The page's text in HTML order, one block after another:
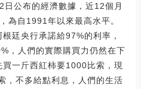
公布的經濟數據，近12個月
為自1991年以來最高水平。
廷央行承諾給97%的利率，
，人們的實際購買力仍然在下
一斤西紅柿要1000比索，現
，不多給點利息，人們的生活